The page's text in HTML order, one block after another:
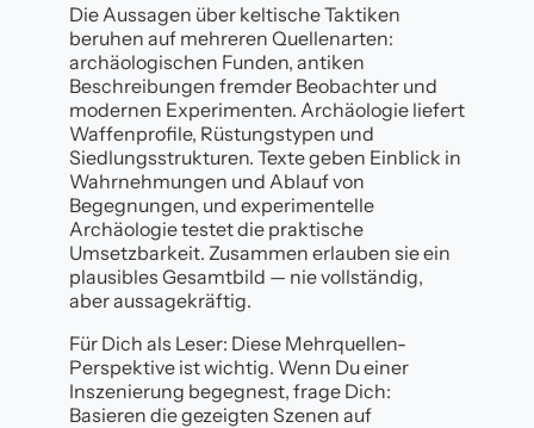
Die Aussagen über keltische Taktiken
beruhen auf mehreren Quellenarten:
archäologischen Funden, antiken
Beschreibungen fremder Beobachter und
modernen Experimenten. Archäologie liefert
Waffenprofile, Rüstungstypen und
Siedlungsstrukturen. Texte geben Einblick in
Wahrnehmungen und Ablauf von
Begegnungen, und experimentelle
Archäologie testet die praktische
Umsetzbarkeit. Zusammen erlauben sie ein
plausibles Gesamtbild — nie vollständig,
aber aussagekräftig.
Für Dich als Leser: Diese Mehrquellen-
Perspektive ist wichtig. Wenn Du einer
Inszenierung begegnest, frage Dich:
Basieren die gezeigten Szenen auf